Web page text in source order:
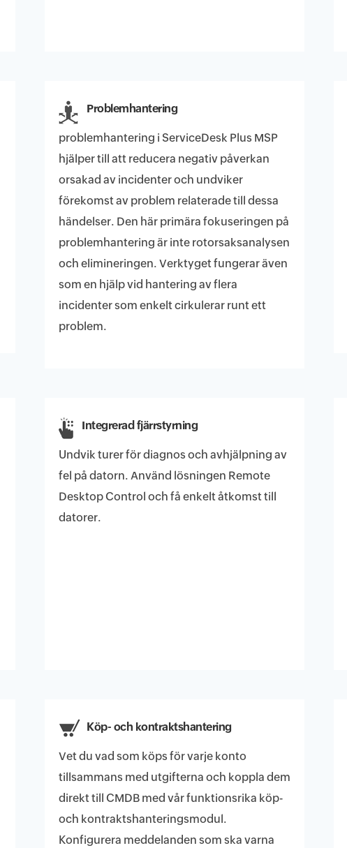
Problemhantering
problemhantering i ServiceDesk Plus MSP
hjälper till att reducera negativ påverkan
orsakad av incidenter och undviker
förekomst av problem relaterade till dessa
händelser. Den här primära fokuseringen på
problemhantering är inte rotorsaksanalysen
och elimineringen. Verktyget fungerar även
som en hjälp vid hantering av flera
incidenter som enkelt cirkulerar runt ett
problem.
Integrerad fjärrstyrning
Undvik turer för diagnos och avhjälpning av
fel på datorn. Använd lösningen Remote
Desktop Control och få enkelt åtkomst till
datorer.
Köp- och kontraktshantering
Vet du vad som köps för varje konto
tillsammans med utgifterna och koppla dem
direkt till CMDB med vår funktionsrika köp-
och kontraktshanteringsmodul.
Konfigurera meddelanden som ska varna